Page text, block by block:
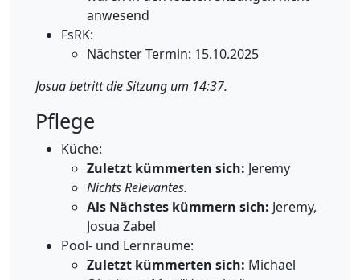
anwesend
FsRK:
Nächster Termin: 15.10.2025
Josua betritt die Sitzung um 14:37.
Pflege
Küche:
Zuletzt kümmerten sich: Jeremy
Nichts Relevantes.
Als Nächstes kümmern sich: Jeremy,
Josua Zabel
Pool- und Lernräume:
Zuletzt kümmerten sich: Michael